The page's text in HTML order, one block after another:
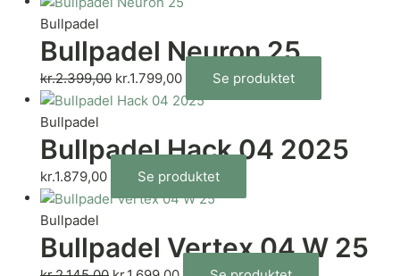
Bullpadel
Bullpadel Neuron 25
kr.2.399,00 kr.1.799,00 Se produktet
Bullpadel
Bullpadel Hack 04 2025
kr.1.879,00 Se produktet
Bullpadel
Bullpadel Vertex 04 W 25